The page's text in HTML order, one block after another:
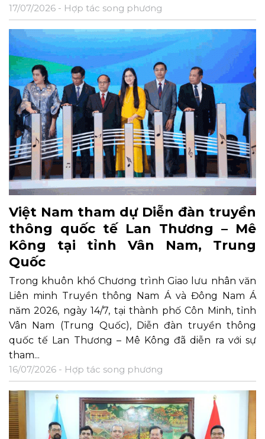
17/07/2026 - Hợp tác song phương
Việt Nam tham dự Diễn đàn truyền
thông quốc tế Lan Thương – Mê
Kông tại tỉnh Vân Nam, Trung
Quốc
Trong khuôn khổ Chương trình Giao lưu nhân văn
Liên minh Truyền thông Nam Á và Đông Nam Á
năm 2026, ngày 14/7, tại thành phố Côn Minh, tỉnh
Vân Nam (Trung Quốc), Diễn đàn truyền thông
quốc tế Lan Thương – Mê Kông đã diễn ra với sự
tham...
16/07/2026 - Hợp tác song phương